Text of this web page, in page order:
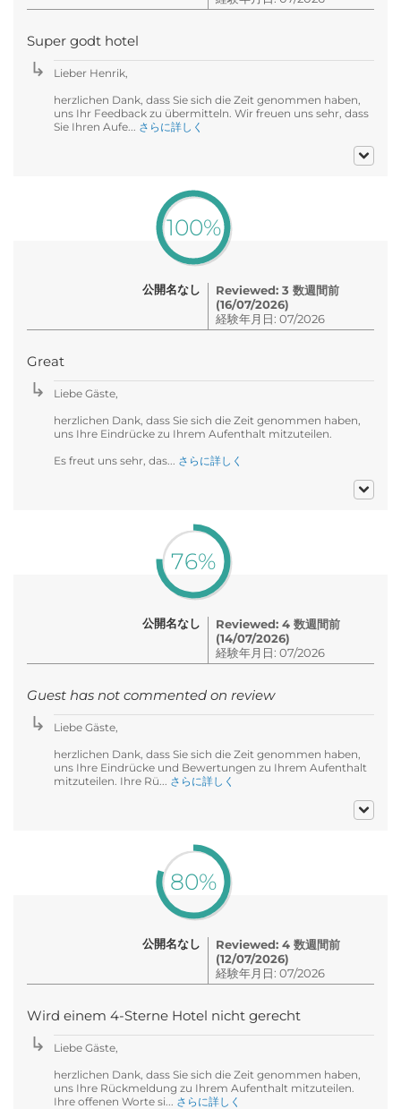
Super godt hotel
Lieber Henrik,
herzlichen Dank, dass Sie sich die Zeit genommen haben,
uns Ihr Feedback zu übermitteln. Wir freuen uns sehr, dass
Sie Ihren Aufe... さらに詳しく
100%
公開名なし
Reviewed: 3 数週間前
(16/07/2026)
経験年月日: 07/2026
Great
Liebe Gäste,
herzlichen Dank, dass Sie sich die Zeit genommen haben,
uns Ihre Eindrücke zu Ihrem Aufenthalt mitzuteilen.
Es freut uns sehr, das... さらに詳しく
76%
公開名なし
Reviewed: 4 数週間前
(14/07/2026)
経験年月日: 07/2026
Guest has not commented on review
Liebe Gäste,
herzlichen Dank, dass Sie sich die Zeit genommen haben,
uns Ihre Eindrücke und Bewertungen zu Ihrem Aufenthalt
mitzuteilen. Ihre Rü... さらに詳しく
80%
公開名なし
Reviewed: 4 数週間前
(12/07/2026)
経験年月日: 07/2026
Wird einem 4-Sterne Hotel nicht gerecht
Liebe Gäste,
herzlichen Dank, dass Sie sich die Zeit genommen haben,
uns Ihre Rückmeldung zu Ihrem Aufenthalt mitzuteilen.
Ihre offenen Worte si... さらに詳しく